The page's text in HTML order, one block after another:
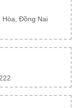
Hòa, Đồng Nai